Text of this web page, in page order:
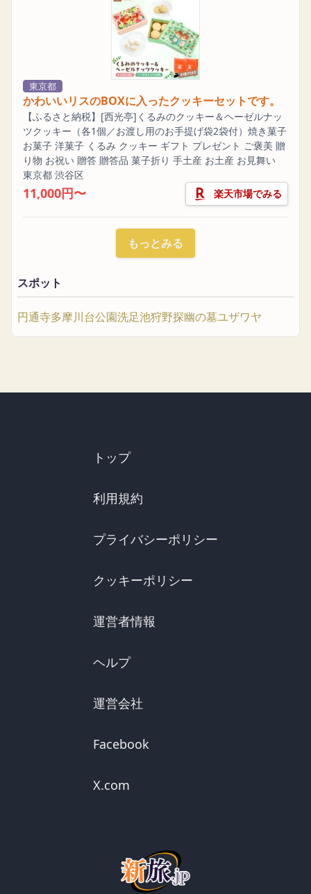
東京都
かわいいリスのBOXに入ったクッキーセットです。
【ふるさと納税】[西光亭]くるみのクッキー＆ヘーゼルナッ
ツクッキー（各1個／お渡し用のお手提げ袋2袋付）焼き菓子
お菓子 洋菓子 くるみ クッキー ギフト プレゼント ご褒美 贈
り物 お祝い 贈答 贈答品 菓子折り 手土産 お土産 お見舞い
東京都 渋谷区
11,000円〜 楽天市場でみる
もっとみる
スポット
円通寺多摩川台公園洗足池狩野探幽の墓ユザワヤ
トップ
利用規約
プライバシーポリシー
クッキーポリシー
運営者情報
ヘルプ
運営会社
Facebook
X.com